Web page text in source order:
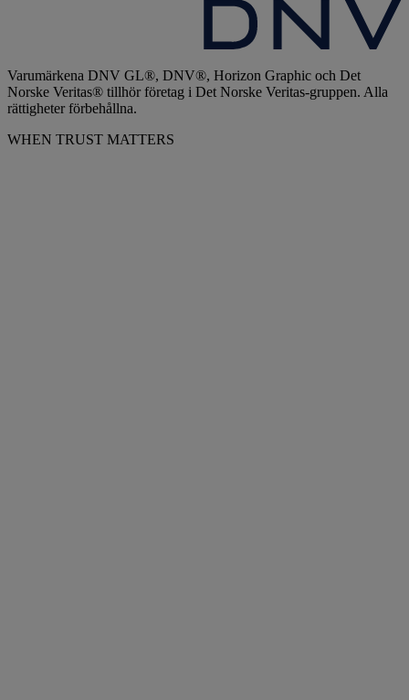
Varumärkena DNV GL®, DNV®, Horizon Graphic och Det
Norske Veritas® tillhör företag i Det Norske Veritas-gruppen. Alla
rättigheter förbehållna.
WHEN TRUST MATTERS